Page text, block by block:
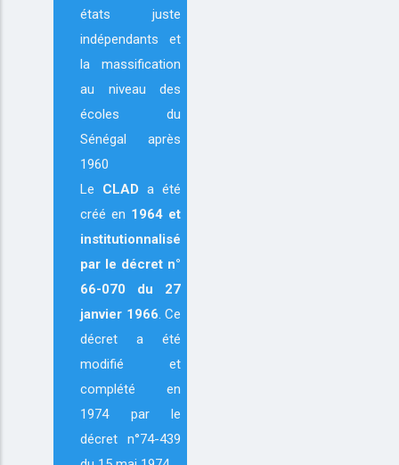
états juste
indépendants et
la massification
au niveau des
écoles du
Sénégal après
1960
Le CLAD a été
créé en 1964 et
institutionnalisé
par le décret n°
66-070 du 27
janvier 1966. Ce
décret a été
modifié et
complété en
1974 par le
décret n°74-439